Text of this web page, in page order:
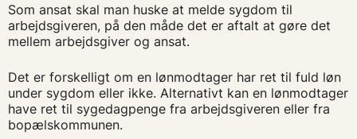
Som ansat skal man huske at melde sygdom til
arbejdsgiveren, på den måde det er aftalt at gøre det
mellem arbejdsgiver og ansat.
Det er forskelligt om en lønmodtager har ret til fuld løn
under sygdom eller ikke. Alternativt kan en lønmodtager
have ret til sygedagpenge fra arbejdsgiveren eller fra
bopælskommunen.